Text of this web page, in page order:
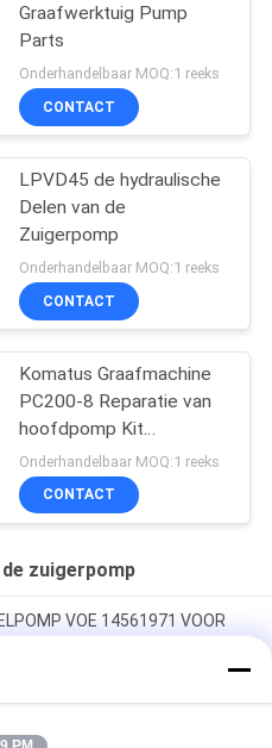
Graafwerktuig Pump
Parts
Onderhandelbaar MOQ:1 reeks
CONTACT
LPVD45 de hydraulische
Delen van de
Zuigerpomp
Onderhandelbaar MOQ:1 reeks
CONTACT
Komatus Graafmachine
PC200-8 Reparatie van
hoofdpomp Kit
Hydraulische pomp
Onderdeel zuigerpomp
Onderhoud reparatie
Onderhandelbaar MOQ:1 reeks
CONTACT
de zuigerpomp
VOE 14561971 VOOR
VOE 14537295 VOOR